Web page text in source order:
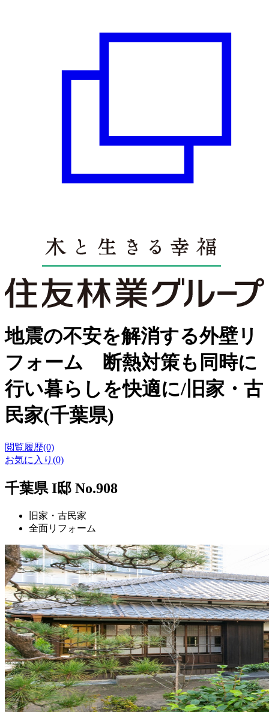
地震の不安を解消する外壁リ
フォーム 断熱対策も同時に
行い暮らしを快適に/旧家・古
民家(千葉県)
閲覧履歴(0)
お気に入り(0)
千葉県 I邸 No.908
旧家・古民家
全面リフォーム